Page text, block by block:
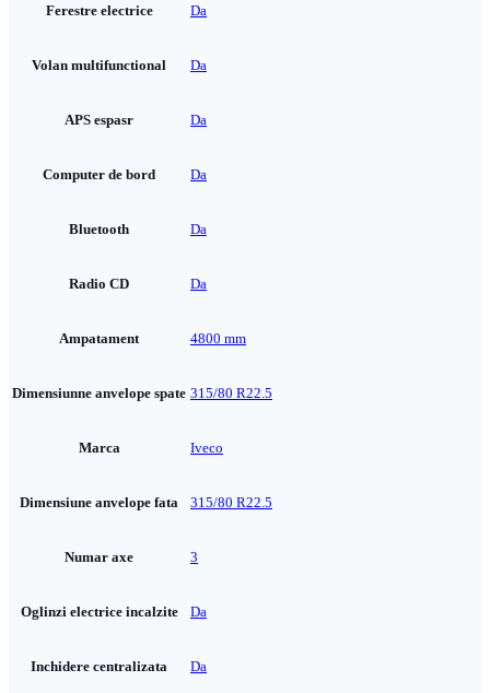
Ferestre electrice Da
Volan multifunctional Da
APS espasr Da
Computer de bord Da
Bluetooth Da
Radio CD Da
Ampatament 4800 mm
Dimensiunne anvelope spate 315/80 R22.5
Marca Iveco
Dimensiune anvelope fata 315/80 R22.5
Numar axe 3
Oglinzi electrice incalzite Da
Inchidere centralizata Da